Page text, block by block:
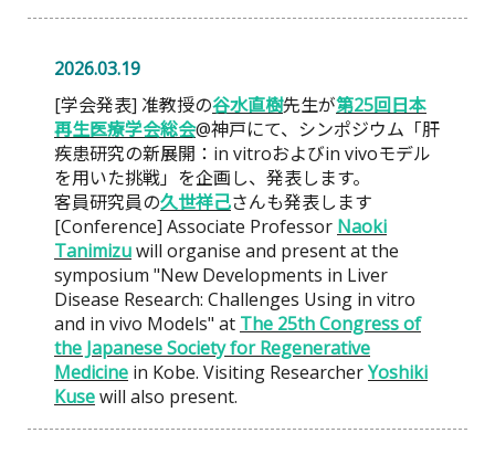
2026.03.19
[学会発表] 准教授の谷水直樹先生が第25回日本
再生医療学会総会@神戸にて、シンポジウム「肝
疾患研究の新展開：in vitroおよびin vivoモデル
を用いた挑戦」を企画し、発表します。
客員研究員の久世祥己さんも発表します
[Conference] Associate Professor Naoki
Tanimizuwill organise and present at the
symposium "New Developments in Liver
Disease Research: Challenges Using in vitro
and in vivo Models" at The 25th Congress of
the Japanese Society for Regenerative
Medicine in Kobe. Visiting ResearcherYoshiki
Kusewill also present.